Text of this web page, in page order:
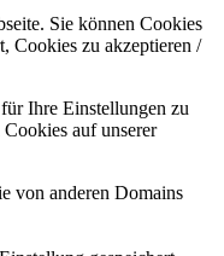
Sie können Cookies
Cookies zu akzeptieren /
Ihre Einstellungen zu
auf unserer
von anderen Domains